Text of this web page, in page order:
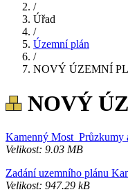
/
Úřad
/
Územní plán
/
NOVÝ ÚZEMNÍ
NOVÝ
Kamenný Most_Průzkumy
Velikost: 9.03 MB
Zadání uzemního plánu
Velikost: 947.29 kB